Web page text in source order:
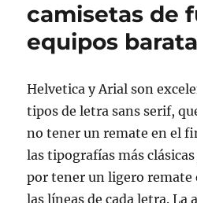
camisetas de
equipos
Helvetica y Arial son
tipos de letra sans serif,
no tener un remate en el
las tipografías más
por tener un ligero remate
las líneas de cada letra. La